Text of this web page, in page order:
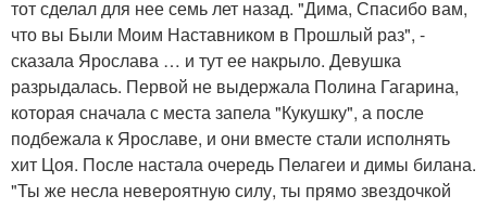
тот сделал для нее семь лет назад. "Дима, Спасибо вам,
что вы Были Моим Наставником в Прошлый раз", -
сказала Ярослава … и тут ее накрыло. Девушка
разрыдалась. Первой не выдержала Полина Гагарина,
которая сначала с места запела "Кукушку", а после
подбежала к Ярославе, и они вместе стали исполнять
хит Цоя. После настала очередь Пелагеи и димы билана.
"Ты же несла невероятную силу, ты прямо звездочкой